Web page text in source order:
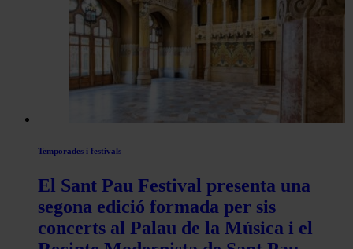
Temporades i festivals
El Sant Pau Festival presenta una
segona edició formada per sis
concerts al Palau de la Música i el